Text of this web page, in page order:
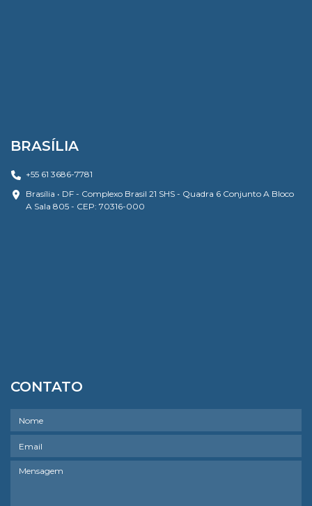
BRASÍLIA
+55 61 3686-7781
Brasília • DF - Complexo Brasil 21 SHS - Quadra 6 Conjunto A Bloco
A Sala 805 - CEP: 70316-000
CONTATO